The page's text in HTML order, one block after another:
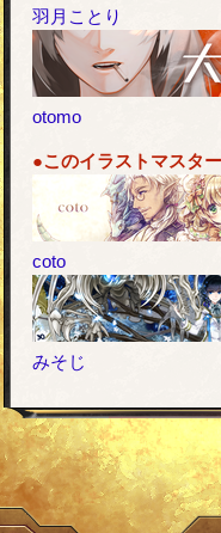
羽月ことり
otomo
●このイラストマスタ
coto
みそじ